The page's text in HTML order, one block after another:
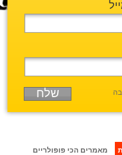
מאמרים הכי פופולריים